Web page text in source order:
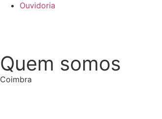
Ouvidoria
Quem somos
Coimbra